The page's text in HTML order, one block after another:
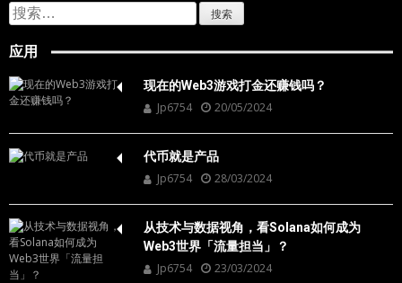
搜
索：
应用
现在的Web3游戏打金还赚钱吗？
Jp6754 20/05/2024
代币就是产品
Jp6754 28/03/2024
从技术与数据视角，看Solana如何成为
Web3世界「流量担当」？
Jp6754 23/03/2024